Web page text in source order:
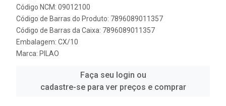
Código NCM: 09012100
Código de Barras do Produto: 7896089011357
Código de Barras da Caixa: 7896089011357
Embalagem: CX/10
Marca: PILAO
Faça seu login ou
cadastre-se para ver preços e comprar